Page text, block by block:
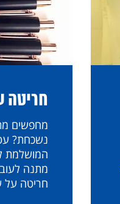
חריטה
מחפשים
נשכחת?
המושלמת
מתנה
חריטה על